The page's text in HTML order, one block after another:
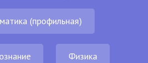
(профильная)
Физика